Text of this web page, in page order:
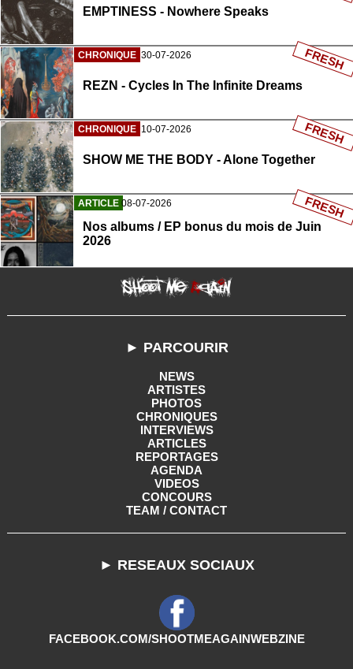
EMPTINESS - Nowhere Speaks
CHRONIQUE 30-07-2026
REZN - Cycles In The Infinite Dreams
FRESH
CHRONIQUE 10-07-2026
SHOW ME THE BODY - Alone Together
FRESH
ARTICLE 08-07-2026
Nos albums / EP bonus du mois de Juin
2026
FRESH
► PARCOURIR
NEWS
ARTISTES
PHOTOS
CHRONIQUES
INTERVIEWS
ARTICLES
REPORTAGES
AGENDA
VIDEOS
CONCOURS
TEAM / CONTACT
► RESEAUX SOCIAUX
FACEBOOK.COM/SHOOTMEAGAINWEBZINE